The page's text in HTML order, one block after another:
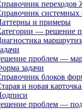
системных
и примеры
— решение
проблем —
задачи
блоков
и новая карточка
проблем —